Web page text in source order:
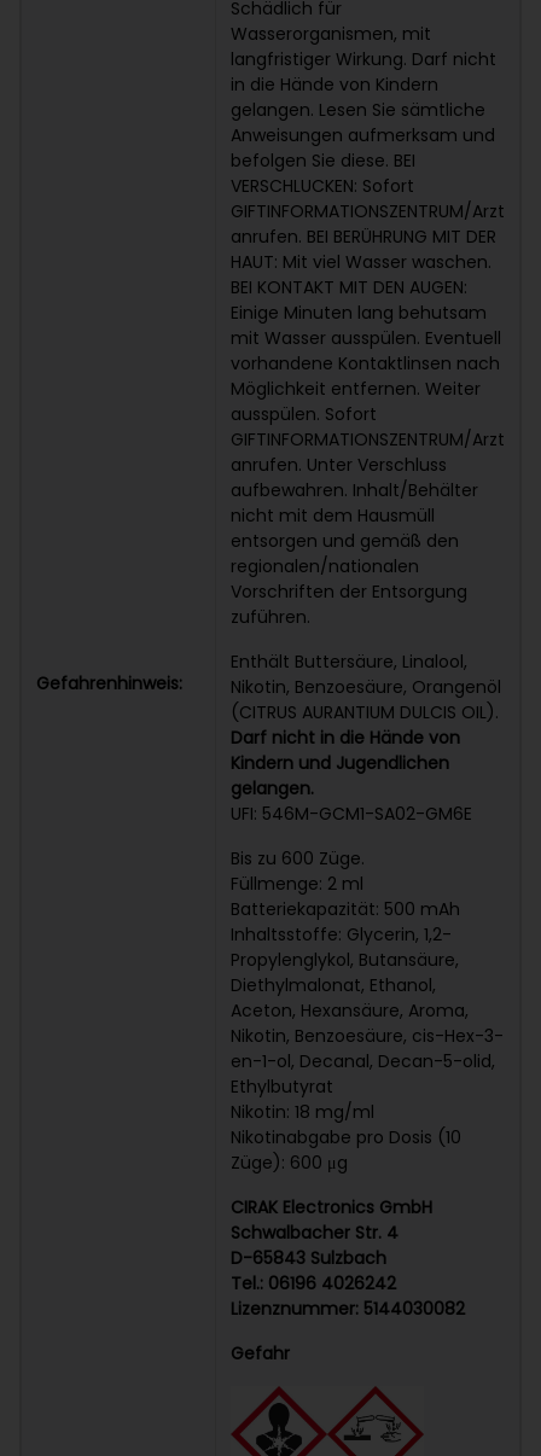
Gefahrenhinweis:
Schädlich für
Wasserorganismen, mit
langfristiger Wirkung. Darf nicht
in die Hände von Kindern
gelangen. Lesen Sie sämtliche
Anweisungen aufmerksam und
befolgen Sie diese. BEI
VERSCHLUCKEN: Sofort
GIFTINFORMATIONSZENTRUM/Arzt
anrufen. BEI BERÜHRUNG MIT DER
HAUT: Mit viel Wasser waschen.
BEI KONTAKT MIT DEN AUGEN:
Einige Minuten lang behutsam
mit Wasser ausspülen. Eventuell
vorhandene Kontaktlinsen nach
Möglichkeit entfernen. Weiter
ausspülen. Sofort
GIFTINFORMATIONSZENTRUM/Arzt
anrufen. Unter Verschluss
aufbewahren. Inhalt/Behälter
nicht mit dem Hausmüll
entsorgen und gemäß den
regionalen/nationalen
Vorschriften der Entsorgung
zuführen.
Enthält Buttersäure, Linalool,
Nikotin, Benzoesäure, Orangenöl
(CITRUS AURANTIUM DULCIS OIL).
Darf nicht in die Hände von
Kindern und Jugendlichen
gelangen.
UFI: 546M-GCM1-SA02-GM6E
Bis zu 600 Züge.
Füllmenge: 2 ml
Batteriekapazität: 500 mAh
Inhaltsstoffe: Glycerin, 1,2-
Propylenglykol, Butansäure,
Diethylmalonat, Ethanol,
Aceton, Hexansäure, Aroma,
Nikotin, Benzoesäure, cis-Hex-3-
en-1-ol, Decanal, Decan-5-olid,
Ethylbutyrat
Nikotin: 18 mg/ml
Nikotinabgabe pro Dosis (10
Züge): 600 μg
CIRAK Electronics GmbH
Schwalbacher Str. 4
D-65843 Sulzbach
Tel.: 06196 4026242
Lizenznummer: 5144030082
Gefahr